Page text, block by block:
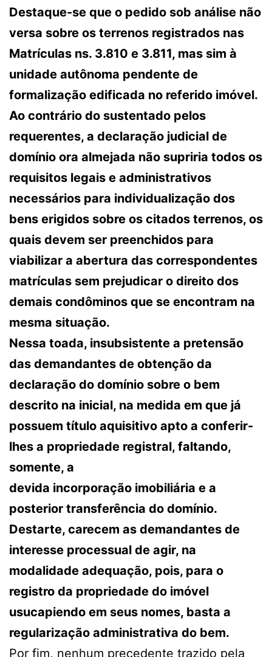
Destaque-se que o pedido sob análise não
versa sobre os terrenos registrados nas
Matrículas ns. 3.810 e 3.811, mas sim à
unidade autônoma pendente de
formalização edificada no referido imóvel.
Ao contrário do sustentado pelos
requerentes, a declaração judicial de
domínio ora almejada não supriria todos os
requisitos legais e administrativos
necessários para individualização dos
bens erigidos sobre os citados terrenos, os
quais devem ser preenchidos para
viabilizar a abertura das correspondentes
matrículas sem prejudicar o direito dos
demais condôminos que se encontram na
mesma situação.
Nessa toada, insubsistente a pretensão
das demandantes de obtenção da
declaração do domínio sobre o bem
descrito na inicial, na medida em que já
possuem título aquisitivo apto a conferir-
lhes a propriedade registral, faltando,
somente, a
devida incorporação imobiliária e a
posterior transferência do domínio.
Destarte, carecem as demandantes de
interesse processual de agir, na
modalidade adequação, pois, para o
registro da propriedade do imóvel
usucapiendo em seus nomes, basta a
regularização administrativa do bem.
Por fim, nenhum precedente trazido pela